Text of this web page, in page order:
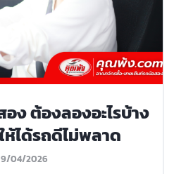
ง ต้องลองอะไรบ้าง
ห้ได้รถดีไม่พลาด
04/2026